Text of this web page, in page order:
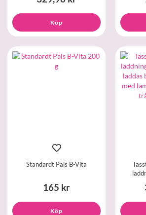
Köp
Standardt Päls B-Vita
165 kr
Köp